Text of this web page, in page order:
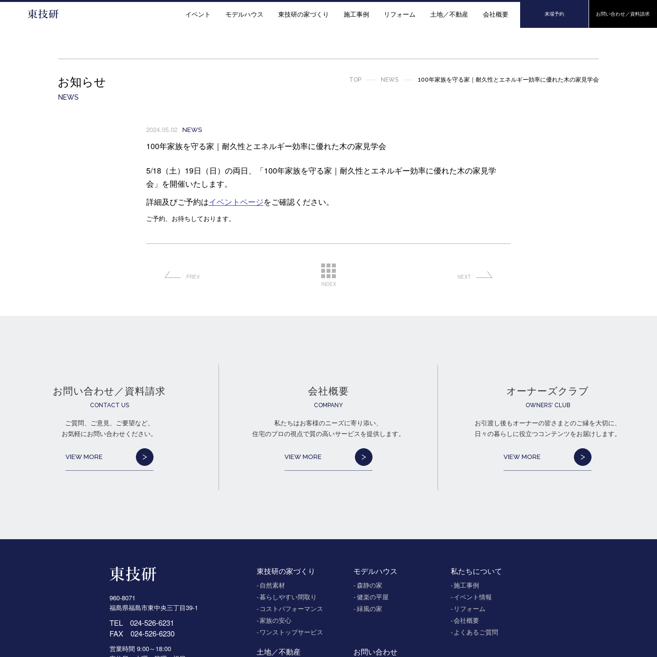
イベント モデルハウス 東技研の家づくり 施工事例 リフォーム 土地／不動産 会社概要 来場予約 お問い合わせ／資料請求
お知らせ
NEWS
TOP NEWS 100年家族を守る家｜耐久性とエネルギー効率に優れた木の家見学会
2024.05.02 NEWS
100年家族を守る家｜耐久性とエネルギー効率に優れた木の家見学会
5/18（土）19日（日）の両日、「100年家族を守る家｜耐久性とエネルギー効率に優れた木の家見学
会 」を開催いたします。
詳細及びご予約はイベントページをご確認ください。
ご予約、お待ちしております。
PREV
INDEX
NEXT
お問い合わせ／資料請求
CONTACT US
ご質問、ご意見、ご要望など、
お気軽にお問い合わせください。
VIEW MORE
会社概要
COMPANY
私たちはお客様のニーズに寄り添い、
住宅のプロの視点で質の高いサービスを提供します。
VIEW MORE
オーナーズクラブ
OWNERS' CLUB
お引渡し後もオーナーの皆さまとのご縁を大切に、
日々の暮らしに役立つコンテンツをお届けします。
VIEW MORE
960-8071
福島県福島市東中央三丁目39-1
TEL 024-526-6231
FAX 024-526-6230
営業時間 9:00～18:00
東技研の家づくり
自然素材
暮らしやすい間取り
コストパフォーマンス
家族の安心
ワンストップサービス
モデルハウス
森静の家
健楽の平屋
緑風の家
私たちについて
施工事例
イベント情報
リフォーム
会社概要
よくあるご質問
土地／不動産 お問い合わせ